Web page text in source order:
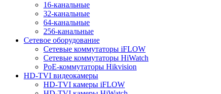
16-канальные
32-канальные
64-канальные
256-канальные
Сетевое оборудование
Сетевые коммутаторы iFLOW
Сетевые коммутаторы HiWatch
PoE-коммутаторы Hikvision
HD-TVI видеокамеры
HD-TVI камеры iFLOW